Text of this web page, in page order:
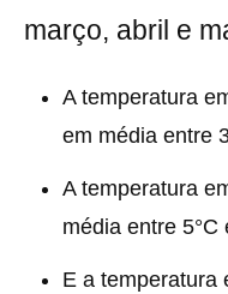
março, abril e
A temperatura
em média entre
A temperatura
média entre 5°C
E a temperatura